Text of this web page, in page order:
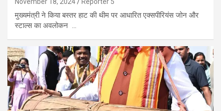
मुख्यमंत्री ने किया बस्तर हाट की थीम पर आधारित एक्सपीरियंस जोन और
स्टाल्स का अवलोकन …